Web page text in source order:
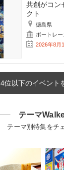
共創がコ
クト
徳島県
ボートレー
2026年8月
4位以下のイベント
テーマ
テーマ別特集をチ